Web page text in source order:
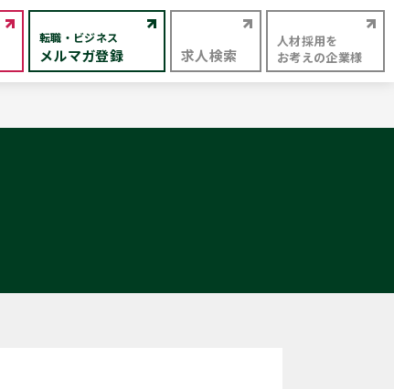
転職・ビジネス
メルマガ登録 求人検索
人材採用を
お考えの企業様